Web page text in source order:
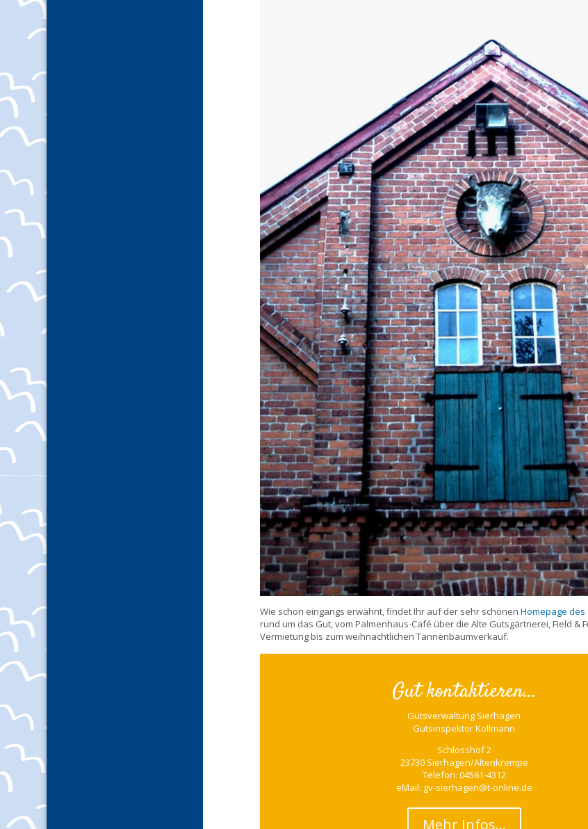
Wie schon eingangs erwähnt, findet Ihr auf der sehr schönenHomepage des
rund um das Gut, vom Palmenhaus-Café über die Alte Gutsgärtnerei, Field &
Vermietung bis zum weihnachtlichen Tannenbaumverkauf.
Gut kontaktieren...
Gutsverwaltung Sierhagen
Gutsinspektor Kollmann
Schlosshof 2
23730 Sierhagen/Altenkrempe
Telefon: 04561-4312
eMail: gv-sierhagen@t-online.de
Mehr Infos…